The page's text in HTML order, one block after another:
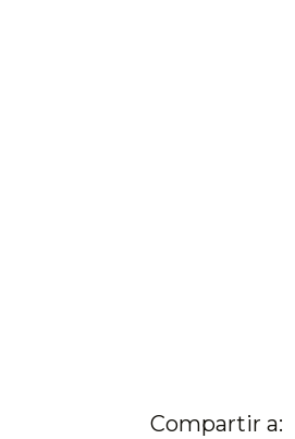
Compartir a: